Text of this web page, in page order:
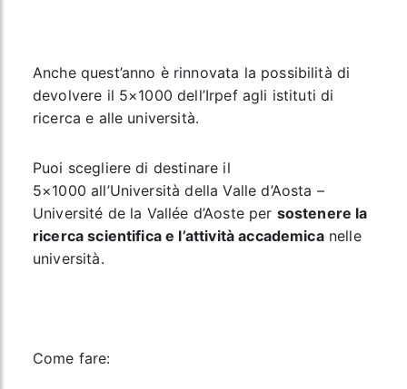
Anche quest’anno è rinnovata la possibilità di
devolvere il 5×1000 dell’Irpef agli istituti di
ricerca e alle università.
Puoi scegliere di destinare il
5×1000 all’Università della Valle d’Aosta –
Université de la Vallée d’Aoste per sostenere la
ricerca scientifica e l’attività accademicanelle
università.
Come fare: